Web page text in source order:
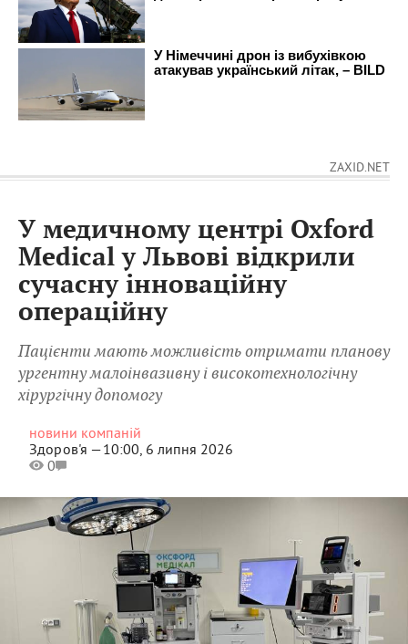
ZAXID.NET
У медичному центрі Oxford
Medical у Львові відкрили
сучасну інноваційну
операційну
Пацієнти мають можливість отримати планову
ургентну малоінвазивну і високотехнологічну
хірургічну допомогу
новини компаній
Здоров'я —10:00, 6 липня 2026
0